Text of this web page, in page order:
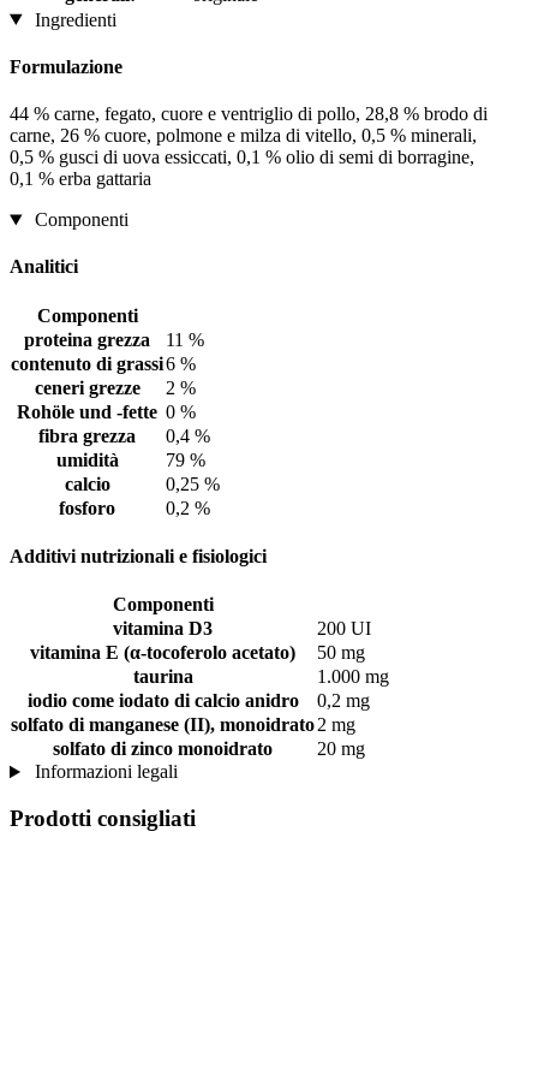
Ingredienti
Formulazione
44 % carne, fegato, cuore e ventriglio di pollo, 28,8 % brodo di
carne, 26 % cuore, polmone e milza di vitello, 0,5 % minerali,
0,5 % gusci di uova essiccati, 0,1 % olio di semi di borragine,
0,1 % erba gattaria
Componenti
Analitici
Componenti
proteina grezza
11 %
contenuto di grassi6 %
ceneri grezze
2 %
Rohöle und -fette 0 %
fibra grezza
0,4 %
umidità
79 %
calcio
0,25 %
fosforo
0,2 %
Additivi nutrizionali e fisiologici
Componenti
vitamina D3
200 UI
vitamina E (α-tocoferolo acetato)
50 mg
taurina
1.000 mg
iodio come iodato di calcio anidro
0,2 mg
solfato di manganese (II), monoidrato2 mg
solfato di zinco monoidrato
20 mg
Informazioni legali
Prodotti consigliati